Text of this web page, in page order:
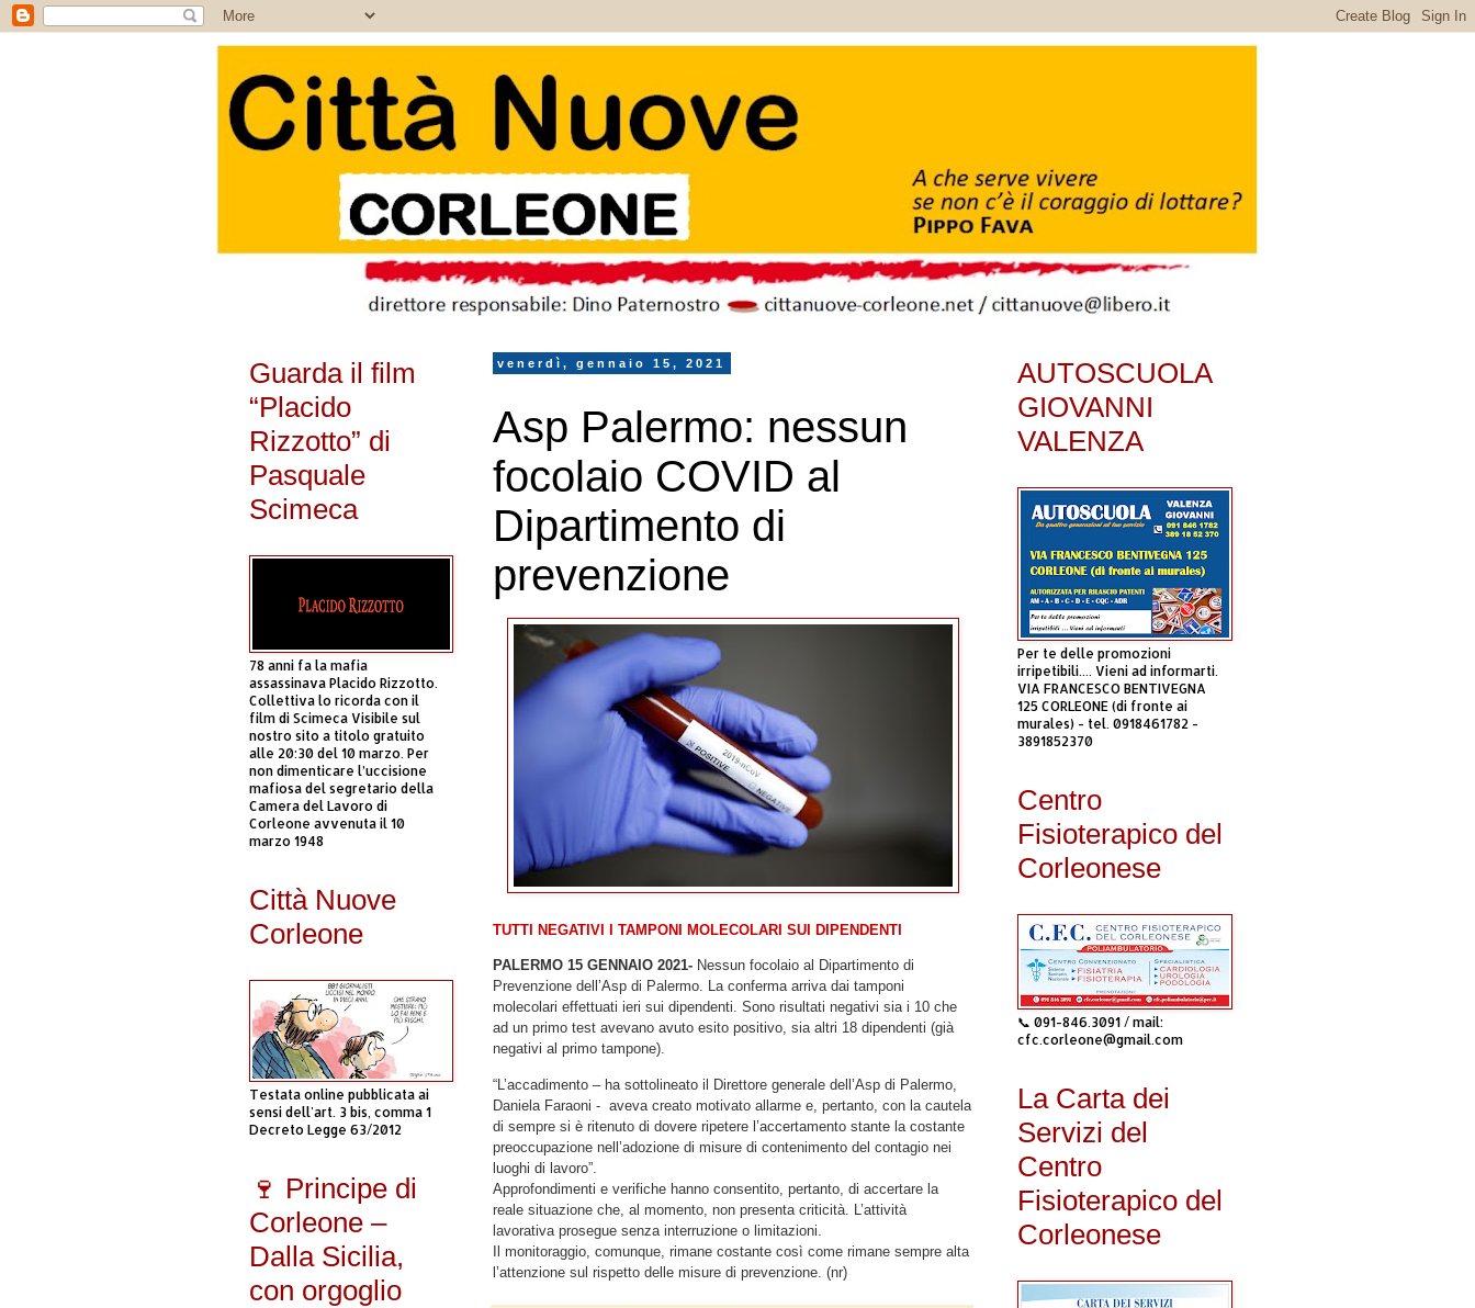
venerdì, gennaio 15, 2021
Asp Palermo: nessun
focolaio COVID al
Dipartimento di
prevenzione
TUTTI NEGATIVI I TAMPONI MOLECOLARI SUI DIPENDENTI
PALERMO 15 GENNAIO 2021- Nessun focolaio al Dipartimento di
Prevenzione dell’Asp di Palermo. La conferma arriva dai tamponi
molecolari effettuati ieri sui dipendenti. Sono risultati negativi sia i 10 che
ad un primo test avevano avuto esito positivo, sia altri 18 dipendenti (già
negativi al primo tampone).
“L’accadimento – ha sottolineato il Direttore generale dell’Asp di Palermo,
Daniela Faraoni - aveva creato motivato allarme e, pertanto, con la cautela
di sempre si è ritenuto di dovere ripetere l’accertamento stante la costante
preoccupazione nell’adozione di misure di contenimento del contagio nei
luoghi di lavoro”.
Approfondimenti e verifiche hanno consentito, pertanto, di accertare la
reale situazione che, al momento, non presenta criticità. L’attività
lavorativa prosegue senza interruzione o limitazioni.
Il monitoraggio, comunque, rimane costante così come rimane sempre alta
l’attenzione sul rispetto delle misure di prevenzione. (nr)
Guarda il film
“Placido
Rizzotto” di
Pasquale
Scimeca
78 anni fa la mafia
assassinava Placido Rizzotto.
Collettiva lo ricorda con il
film di Scimeca Visibile sul
nostro sito a titolo gratuito
alle 20:30 del 10 marzo. Per
non dimenticare l’uccisione
mafiosa del segretario della
Camera del Lavoro di
Corleone avvenuta il 10
marzo 1948
Città Nuove
Corleone
Testata online pubblicata ai
sensi dell'art. 3 bis, comma 1
Decreto Legge 63/2012
🍷 Principe di
Corleone –
Dalla Sicilia,
con orgoglio
AUTOSCUOLA
GIOVANNI
VALENZA
Per te delle promozioni
irripetibili.... Vieni ad informarti.
VIA FRANCESCO BENTIVEGNA
125 CORLEONE (di fronte ai
murales) - tel. 0918461782 -
3891852370
Centro
Fisioterapico del
Corleonese
📞 091-846.3091 / mail:
cfc.corleone@gmail.com
La Carta dei
Servizi del
Centro
Fisioterapico del
Corleonese